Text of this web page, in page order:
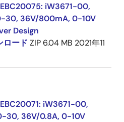
iW3671-00,
30, 36V/800mA, 0-10V
Design
ロード ZIP 6.04 MB 2021年11
iW3671-00,
30, 36V/0.8A, 0-10V